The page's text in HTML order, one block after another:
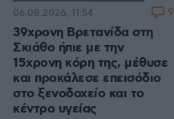
39χρονη Βρετανίδα στη
Σκιάθο ήπιε με την
15χρονη κόρη της, μέθυσε
και προκάλεσε επεισόδιο
στο ξενοδοχείο και το
κέντρο υγείας
06.08.2026, 11:54 9